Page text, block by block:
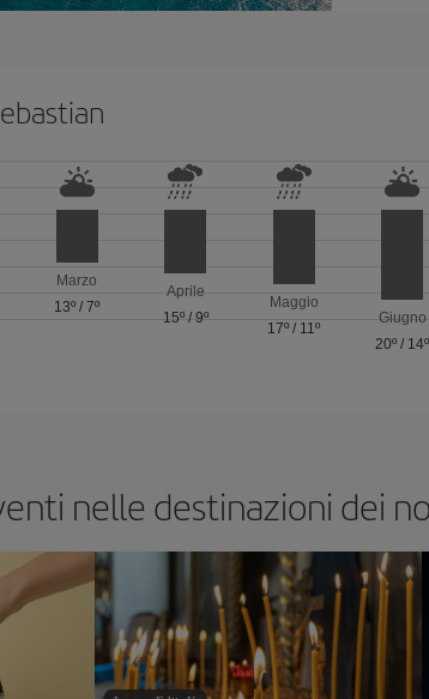
Marzo
13º /7º
Aprile
15º/ 9º
Maggio
17º / 11º
Giugno
20º / 14º
nelle destinazioni dei